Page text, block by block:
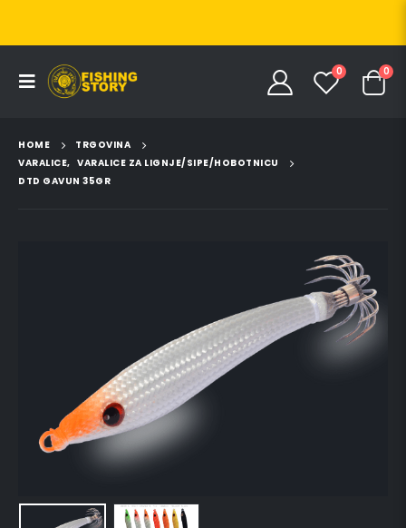
0 0
HOME
TRGOVINA
VARALICE, VARALICE ZA LIGNJE/SIPE/HOBOTNICU
DTD GAVUN 35GR